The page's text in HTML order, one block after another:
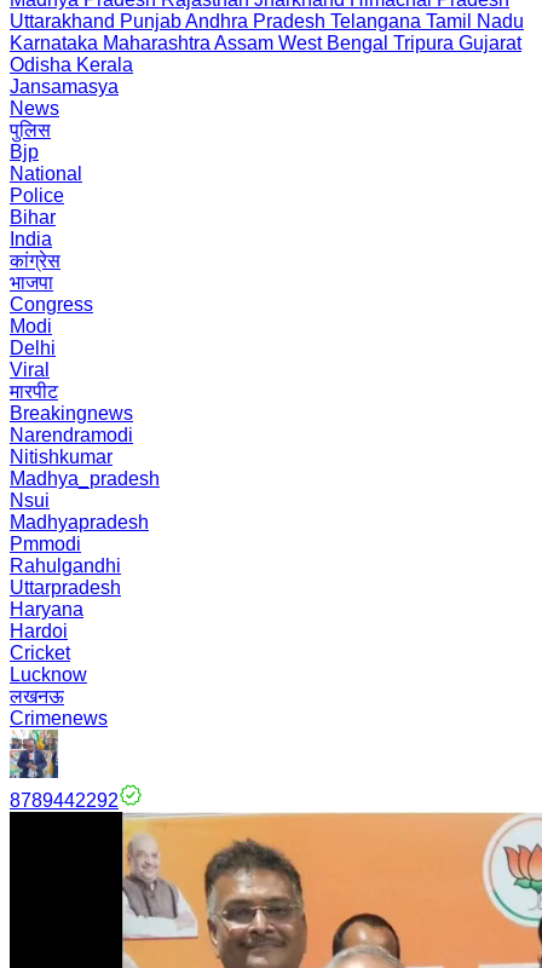
Uttarakhand PunjabAndhra Pradesh Telangana Tamil Nadu
Karnataka Maharashtra Assam West Bengal Tripura Gujarat
Odisha Kerala
Jansamasya
News
पुलिस
Bjp
National
Police
Bihar
India
कांग्रेस
भाजपा
Congress
Modi
Delhi
Viral
मारपीट
Breakingnews
Narendramodi
Nitishkumar
Madhya_pradesh
Nsui
Madhyapradesh
Pmmodi
Rahulgandhi
Uttarpradesh
Haryana
Hardoi
Cricket
Lucknow
लखनऊ
Crimenews
8789442292